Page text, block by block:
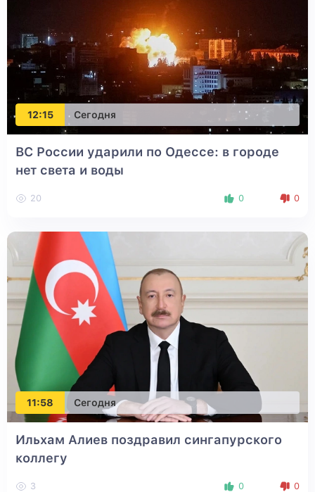
12:15 Сегодня
ВС России ударили по Одессе: в городе
нет света и воды
20 0 0
11:58 Сегодня
Ильхам Алиев поздравил сингапурского
коллегу
3 0 0